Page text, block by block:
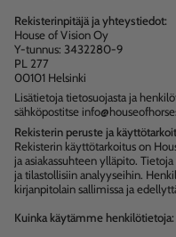
Rekisterinpitäjä ja yhteystiedot:
House of Vision Oy
Y-tunnus: 3432280-9
PL 277
00101 Helsinki
Lisätietoja tietosuojasta ja
sähköpostitse
Rekisterin peruste ja
Rekisterin käyttötarkoitus on
ja asiakassuhteen ylläpito.
ja tilastollisiin analyyseihin.
kirjanpitolain sallimissa ja
Kuinka käytämme henkilötietoja: